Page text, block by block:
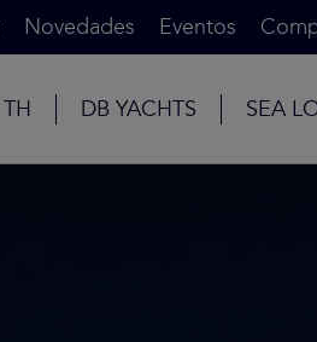
Novedades Eventos
TH DB YACHTS SEA